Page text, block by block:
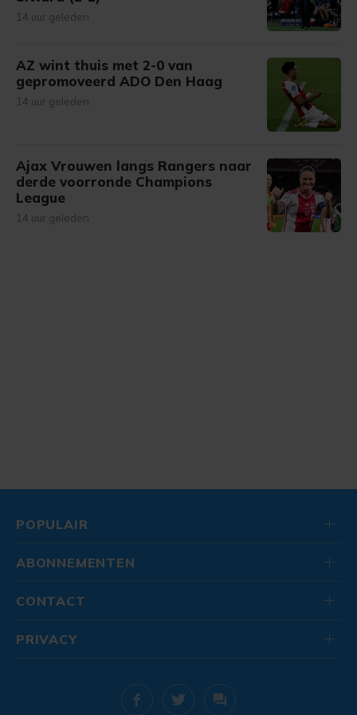
14 uur geleden
AZ wint thuis met 2-0 van
gepromoveerd ADO Den Haag
14 uur geleden
Ajax Vrouwen langs Rangers naar
derde voorronde Champions
League
14 uur geleden
POPULAIR
ABONNEMENTEN
CONTACT
PRIVACY